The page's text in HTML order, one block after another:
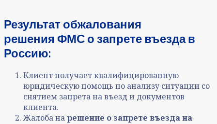
Результат обжалования
решения ФМС о запрете въезда в
Россию:
Клиент получает квалифицированную
юридическую помощь по анализу ситуации со
снятием запрета на въезд и документов
клиента.
Жалоба нарешение о запрете въезда на